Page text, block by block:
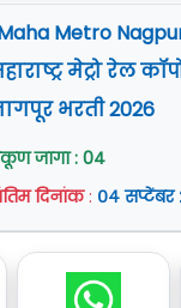
अर्ज ऑफलाईन
किंवा समक्ष
पोहचण्याची अंतिम
आहे.
अपूर्ण असल्यास
कागदपत्रे
कृपया
Metro
मेट्रो रेल
भरती 2026
जागा : 04
दिनांक: ०४ सप्टेंबर